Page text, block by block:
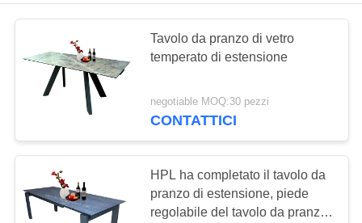
PRODOTTI
CIRCA
GIRO
DELLA
FABBRICA
Tavolo da pranzo di vetro
temperato di estensione
negotiable MOQ:30 pezzi
CONTATTICI
HPL ha completato il tavolo da
pranzo di estensione, piede
regolabile del tavolo da pranzo